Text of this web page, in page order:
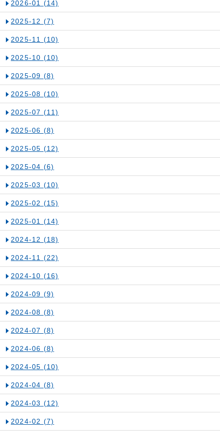
2026-01 (14)
2025-12 (7)
2025-11 (10)
2025-10 (10)
2025-09 (8)
2025-08 (10)
2025-07 (11)
2025-06 (8)
2025-05 (12)
2025-04 (6)
2025-03 (10)
2025-02 (15)
2025-01 (14)
2024-12 (18)
2024-11 (22)
2024-10 (16)
2024-09 (9)
2024-08 (8)
2024-07 (8)
2024-06 (8)
2024-05 (10)
2024-04 (8)
2024-03 (12)
2024-02 (7)